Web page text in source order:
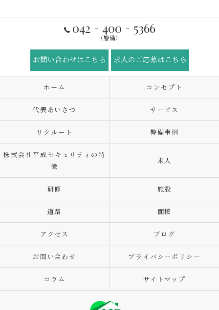
042‐400‐5366
（警備）
お問い合わせはこちら 求人のご応募はこちら
ホーム コンセプト
代表あいさつ サービス
リクルート 警備事例
株式会社平成セキュリティの特
徴
求人
研修 施設
道路 面接
アクセス ブログ
お問い合わせ プライバシーポリシー
コラム サイトマップ